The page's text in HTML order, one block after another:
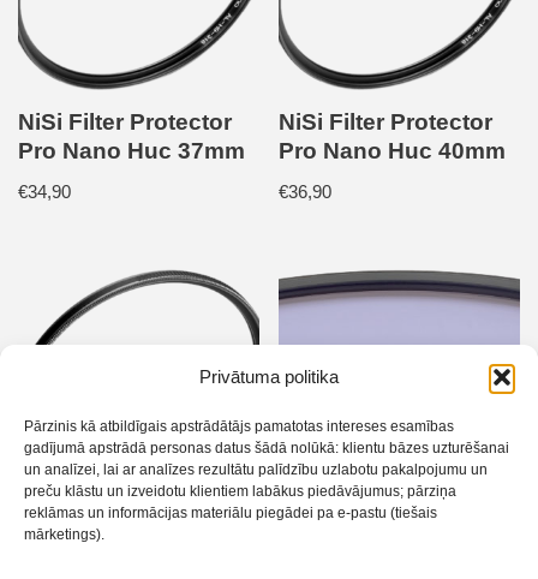
Privātuma politika
Pārzinis kā atbildīgais apstrādātājs pamatotas intereses esamības
gadījumā apstrādā personas datus šādā nolūkā: klientu bāzes uzturēšanai
un analīzei, lai ar analīzes rezultātu palīdzību uzlabotu pakalpojumu un
preču klāstu un izveidotu klientiem labākus piedāvājumus; pārziņa
reklāmas un informācijas materiālu piegādei pa e-pastu (tiešais
mārketings).
NiSi Filter Protector
Pro Nano Huc 37mm
€34,90
NiSi Filter Protector
Pro Nano Huc 40mm
€36,90
NiSi Filter Protector
NiSi Filter Natural